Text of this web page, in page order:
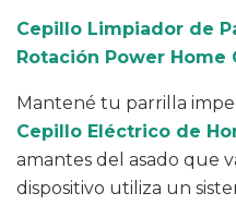
Cepillo Limpiador de
Rotación Power Home
Mantené tu parrilla
Cepillo Eléctrico de
amantes del asado que
dispositivo utiliza un